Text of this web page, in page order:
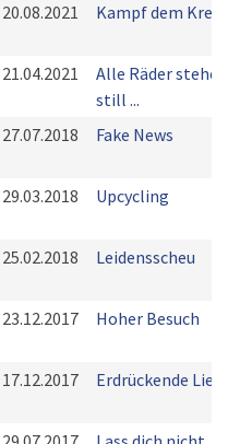
20.08.2021 Kampf dem
21.04.2021
Alle Räder stehen
still ...
27.07.2018 Fake News
29.03.2018 Upcycling
25.02.2018 Leidensscheu
23.12.2017 Hoher Besuch
17.12.2017 Erdrückende